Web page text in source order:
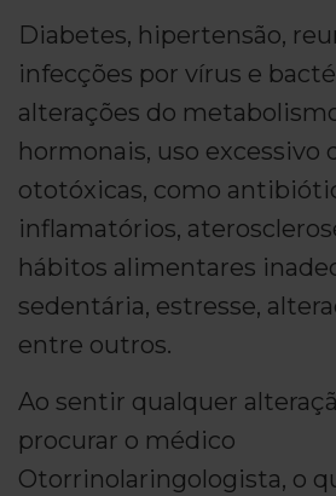
Diabetes, hipertensão,
infecções por vírus e
alterações do
hormonais, uso excessivo
ototóxicas, como
inflamatórios,
hábitos alimentares
sedentária, estresse,
entre outros.
Ao sentir qualquer
procurar o médico
Otorrinolaringologista, o